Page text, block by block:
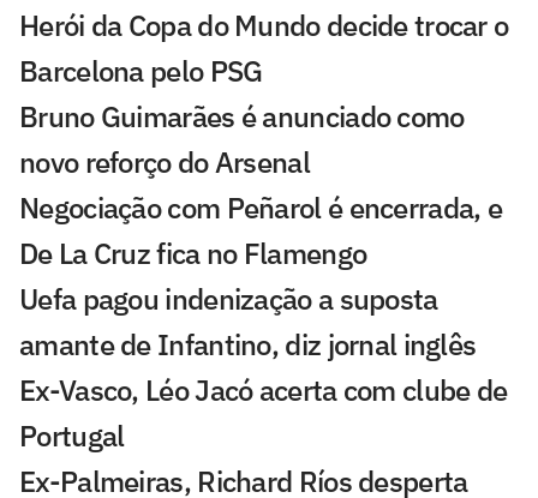
Herói da Copa do Mundo decide trocar o
Barcelona pelo PSG
Bruno Guimarães é anunciado como
novo reforço do Arsenal
Negociação com Peñarol é encerrada, e
De La Cruz fica no Flamengo
Uefa pagou indenização a suposta
amante de Infantino, diz jornal inglês
Ex-Vasco, Léo Jacó acerta com clube de
Portugal
Ex-Palmeiras, Richard Ríos desperta